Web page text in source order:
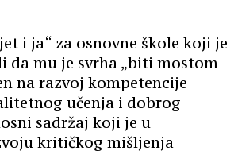
i ja“ za osnovne škole koji je
da mu je svrha „biti mostom
na razvoj kompetencije
učenja i dobrog
sadržaj koji je u
kritičkog mišljenja